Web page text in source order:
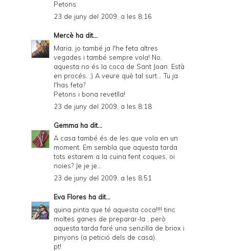
l
y
a
n
F
Petons
23 de juny del 2009, a les 8:16
Mercè ha dit...
Maria, jo també ja l'he feta altres
vegades i també sempre vola! No,
aquesta no és la coca de Sant Joan. Està
en procés. ;) A veure què tal surt... Tu ja
l'has feta?
Petons i bona revetlla!
23 de juny del 2009, a les 8:18
Gemma ha dit...
A casa també és de les que vola en un
moment. Em sembla que aquesta tarda
tots estarem a la cuina fent coques, oi
noies? Je je je...
23 de juny del 2009, a les 8:51
Eva Flores ha dit...
quina pinta que té aquesta coca!!!! tinc
moltes ganes de preparar-la , però
aquesta tarda faré una senzilla de briox i
pinyons (a petició dels de casa).
pt!